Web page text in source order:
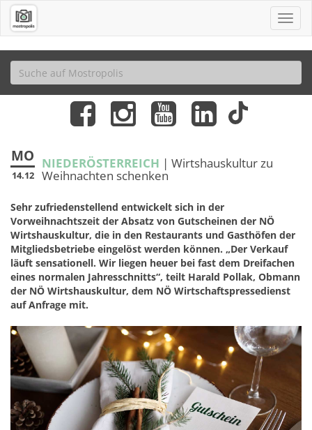
MO
14.12
NIEDERÖSTERREICH | Wirtshauskultur zu
Weihnachten schenken
Sehr zufriedenstellend entwickelt sich in der
Vorweihnachtszeit der Absatz von Gutscheinen der NÖ
Wirtshauskultur, die in den Restaurants und Gasthöfen der
Mitgliedsbetriebe eingelöst werden können. „Der Verkauf
läuft sensationell. Wir liegen heuer bei fast dem Dreifachen
eines normalen Jahresschnitts“, teilt Harald Pollak, Obmann
der NÖ Wirtshauskultur, dem NÖ Wirtschaftspressedienst
auf Anfrage mit.